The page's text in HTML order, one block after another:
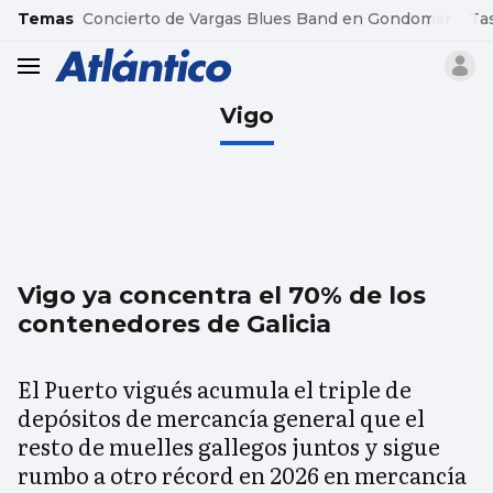
common.go-to-content
Temas Concierto de Vargas Blues Band en Gondomar
header.menu.open
Vigo
Vigo ya concentra el 70% de los
contenedores de Galicia
El Puerto vigués acumula el triple de
depósitos de mercancía general que el
resto de muelles gallegos juntos y sigue
rumbo a otro récord en 2026 en mercancía